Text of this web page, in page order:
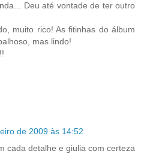
Deu até vontade de ter outro
muito rico! As fitinhas do álbum
mas lindo!
de 2009 às 14:52
cada detalhe e giulia com certeza